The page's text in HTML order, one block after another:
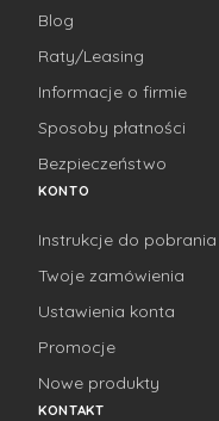
Blog
Raty/Leasing
Informacje o firmie
Sposoby płatności
Bezpieczeństwo
KONTO
Instrukcje do pobrania
Twoje zamówienia
Ustawienia konta
Promocje
Nowe produkty
KONTAKT